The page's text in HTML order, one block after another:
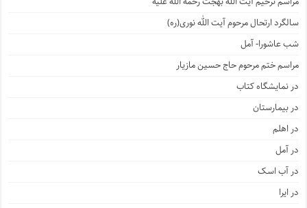
سالگرد ارتحال مرحوم آیت الله نوری(ره)
شب عاشورا- آمل
مراسم ختم مرحوم حاج حسین مازیار
در نمایشگاه کتاب
در بیمارستان
در اهلم
در آمل
در آب اسک
در ایرا